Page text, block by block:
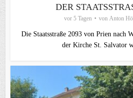
DER
vor 5 Tagen von Anton
Die Staatsstraße 2093 von Prien nach
der Kirche St. Salvator